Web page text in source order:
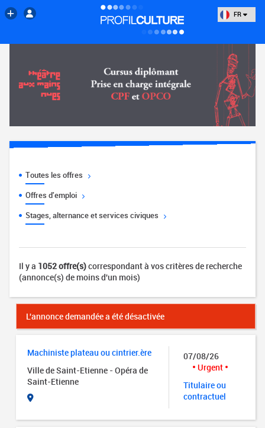
FR
Toutes les offres
Offres d'emploi
Stages, alternance et services civiques
Il y a 1052 offre(s)correspondant à vos critères de recherche
(annonce(s) de moins d'un mois)
L'annonce demandée a été désactivée
Machiniste plateau ou cintrier.ère
Ville de Saint-Etienne - Opéra de
Saint-Etienne
07/08/26
Urgent
Titulaire ou
contractuel